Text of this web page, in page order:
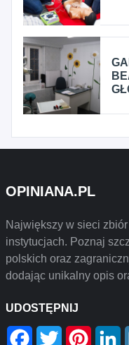
OPINIANA.PL
Największy w sieci
instytucjach. Poznaj
polskich oraz
dodając unikalny opis
UDOSTĘPNIJ
Facebook
Twitter